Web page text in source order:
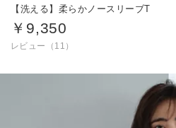
【洗える】柔らかノースリーブT
￥9,350
レビュー（11）